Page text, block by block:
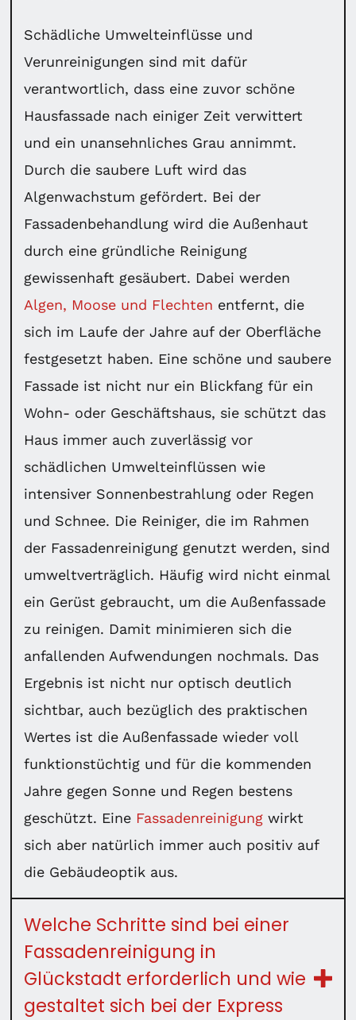
Schädliche Umwelteinflüsse und
Verunreinigungen sind mit dafür
verantwortlich, dass eine zuvor schöne
Hausfassade nach einiger Zeit verwittert
und ein unansehnliches Grau annimmt.
Durch die saubere Luft wird das
Algenwachstum gefördert. Bei der
Fassadenbehandlung wird die Außenhaut
durch eine gründliche Reinigung
gewissenhaft gesäubert. Dabei werden
Algen, Moose und Flechten entfernt, die
sich im Laufe der Jahre auf der Oberfläche
festgesetzt haben. Eine schöne und saubere
Fassade ist nicht nur ein Blickfang für ein
Wohn- oder Geschäftshaus, sie schützt das
Haus immer auch zuverlässig vor
schädlichen Umwelteinflüssen wie
intensiver Sonnenbestrahlung oder Regen
und Schnee. Die Reiniger, die im Rahmen
der Fassadenreinigung genutzt werden, sind
umweltverträglich. Häufig wird nicht einmal
ein Gerüst gebraucht, um die Außenfassade
zu reinigen. Damit minimieren sich die
anfallenden Aufwendungen nochmals. Das
Ergebnis ist nicht nur optisch deutlich
sichtbar, auch bezüglich des praktischen
Wertes ist die Außenfassade wieder voll
funktionstüchtig und für die kommenden
Jahre gegen Sonne und Regen bestens
geschützt. Eine Fassadenreinigung wirkt
sich aber natürlich immer auch positiv auf
die Gebäudeoptik aus.
Welche Schritte sind bei einer
Fassadenreinigung in
Glückstadt erforderlich und wie
gestaltet sich bei der Express